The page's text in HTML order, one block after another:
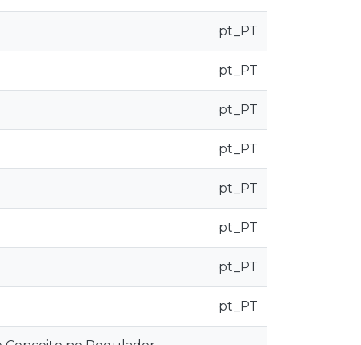
pt_PT
pt_PT
pt_PT
pt_PT
pt_PT
pt_PT
pt_PT
pt_PT